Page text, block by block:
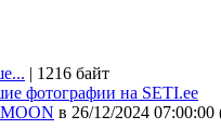
| 1216 байт
фотографии на SETI.ee
в 26/12/2024 07:00:00